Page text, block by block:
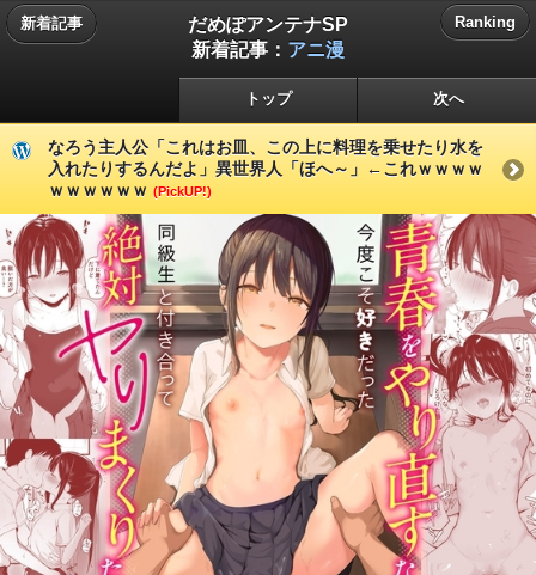
新着記事
だめぽアンテナSP
新着記事： アニ漫
Ranking
トップ 次へ
なろう主人公「これはお皿、この上に料理を乗せたり水を
入れたりするんだよ」異世界人「ほへ～」←これｗｗｗｗ
ｗｗｗｗｗｗ (PickUP!)